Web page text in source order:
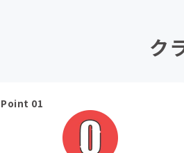
ク
Point 01